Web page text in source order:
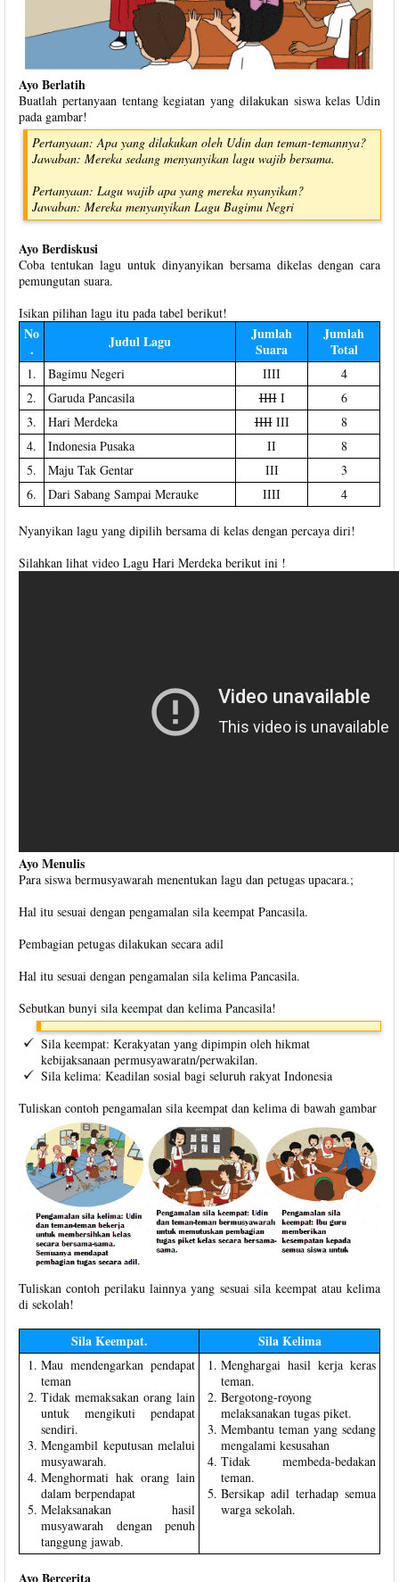
Ayo Berlatih
Buatlah pertanyaan tentang kegiatan yang dilakukan siswa kelas Udin
pada gambar!
Pertanyaan: Apa yang dilakukan oleh Udin dan teman-temannya?
Jawaban: Mereka sedang menyanyikan lagu wajib bersama.
Pertanyaan: Lagu wajib apa yang mereka nyanyikan?
Jawaban: Mereka menyanyikan Lagu Bagimu Negri
Ayo Berdiskusi
Coba tentukan lagu untuk dinyanyikan bersama dikelas dengan cara
pemungutan suara.
Isikan pilihan lagu itu pada tabel berikut!
No
.
Judul Lagu
Jumlah
Suara
Jumlah
Total
1. Bagimu Negeri IIII
4
2.
Garuda Pancasila IIIII
6
3.
Hari Merdeka IIIIIII
8
4.
Indonesia Pusaka II
8
5.
Maju Tak Gentar III
3
6.
Dari Sabang Sampai Merauke IIII 4
Nyanyikan lagu yang dipilih bersama di kelas dengan percaya diri!
Silahkan lihat video Lagu Hari Merdeka berikut ini !
Ayo Menulis
Para siswa bermusyawarah menentukan lagu dan petugas upacara.;
Hal itu sesuai dengan pengamalan sila keempat Pancasila.
Pembagian petugas dilakukan secara adil
Hal itu sesuai dengan pengamalan sila kelima Pancasila.
Sebutkan bunyi sila keempat dan kelima Pancasila!
Sila keempat: Kerakyatan yang dipimpin oleh hikmat
kebijaksanaan permusyawaratn/perwakilan.
Sila kelima: Keadilan sosial bagi seluruh rakyat Indonesia
Tuliskan contoh pengamalan sila keempat dan kelima di bawah gambar
Tuliskan contoh perilaku lainnya yang sesuai sila keempat atau kelima
di sekolah!
Sila Keempat. Sila Kelima
Mau mendengarkan pendapat
teman
Tidak memaksakan orang lain
untuk mengikuti pendapat
sendiri.
Mengambil keputusan melalui
musyawarah.
Menghormati hak orang lain
dalam berpendapat
Melaksanakan hasil
musyawarah dengan penuh
tanggung jawab.
Menghargai hasil kerja keras
teman.
Bergotong-royong
melaksanakan tugas piket.
Membantu teman yang sedang
mengalami kesusahan
Tidak membeda-bedakan
teman.
Bersikap adil terhadap semua
warga sekolah.
Ayo Bercerita